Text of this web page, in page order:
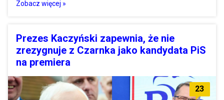
Zobacz więcej »
Prezes Kaczyński zapewnia, że nie
zrezygnuje z Czarnka jako kandydata PiS
na premiera
23